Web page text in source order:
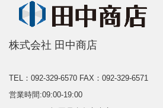
株式会社 田中商店
TEL：092-329-6570 FAX：092-329-6571
営業時間:09:00-19:00